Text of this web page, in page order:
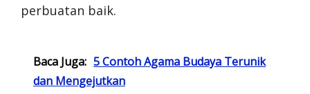
perbuatan baik.
Baca Juga: 5 Contoh Agama Budaya Terunik
dan Mengejutkan